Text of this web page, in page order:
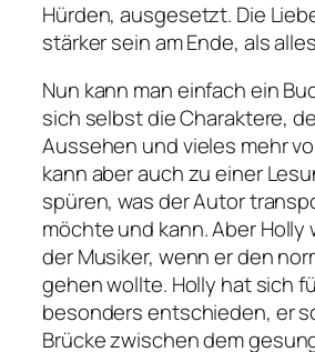
Hürden, ausgesetzt. Die
stärker sein am Ende, als
Nun kann man einfach ein
sich selbst die Charaktere,
Aussehen und vieles mehr
kann aber auch zu einer
spüren, was der Autor
möchte und kann. Aber Holly
der Musiker, wenn er den
gehen wollte. Holly hat sich
besonders entschieden, er
Brücke zwischen dem